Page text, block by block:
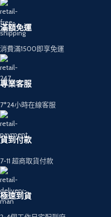
滿額免運
消費滿1500即享免運
專業客服
7*24小時在線客服
貨到付款
7-11 超商取貨付款
極速到貨